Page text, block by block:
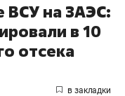
ВСУ на ЗАЭС:
в 10
отсека